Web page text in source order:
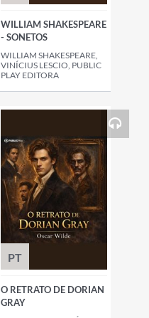
WILLIAM SHAKESPEARE
- SONETOS
WILLIAM SHAKESPEARE,
VINÍCIUS LESCIO, PUBLIC
PLAY EDITORA
PT
O RETRATO DE DORIAN
GRAY